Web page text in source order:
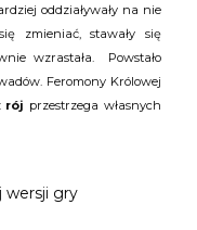
oddziaływały na nie
zmieniać, stawały się
wzrastała. Powstało
Feromony Królowej
rój przestrzega własnych
wersji gry